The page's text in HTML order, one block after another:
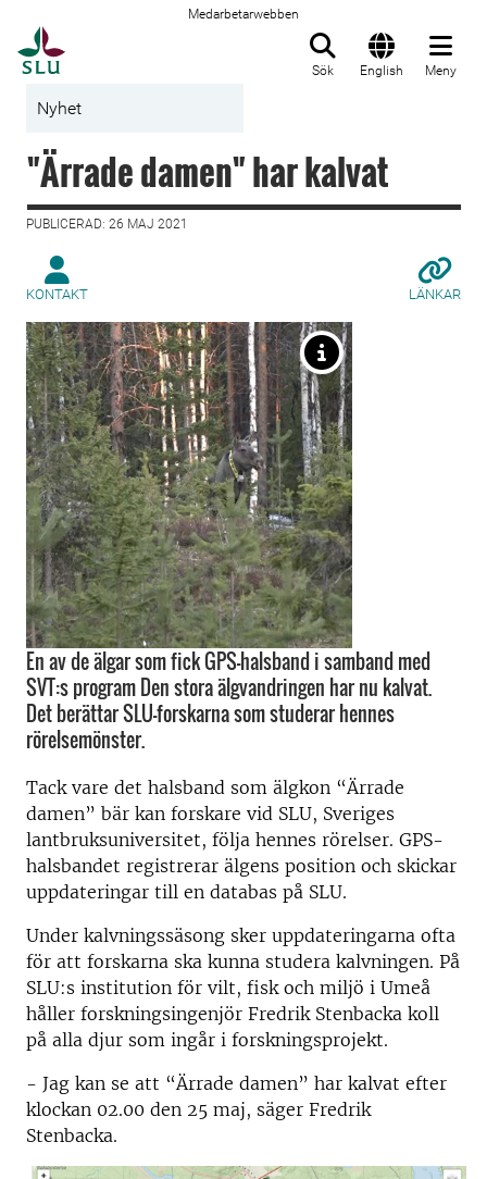
Medarbetarwebben
Sök English Meny
Nyhet
"Ärrade damen" har kalvat
PUBLICERAD: 26 MAJ 2021
KONTAKT LÄNKAR
En av de älgar som fick GPS-halsband i samband med
SVT:s program Den stora älgvandringen har nu kalvat.
Det berättar SLU-forskarna som studerar hennes
rörelsemönster.
Tack vare det halsband som älgkon “Ärrade
damen” bär kan forskare vid SLU, Sveriges
lantbruksuniversitet, följa hennes rörelser. GPS-
halsbandet registrerar älgens position och skickar
uppdateringar till en databas på SLU.
Under kalvningssäsong sker uppdateringarna ofta
för att forskarna ska kunna studera kalvningen. På
SLU:s institution för vilt, fisk och miljö i Umeå
håller forskningsingenjör Fredrik Stenbacka koll
på alla djur som ingår i forskningsprojekt.
- Jag kan se att “Ärrade damen” har kalvat efter
klockan 02.00 den 25 maj, säger Fredrik
Stenbacka.